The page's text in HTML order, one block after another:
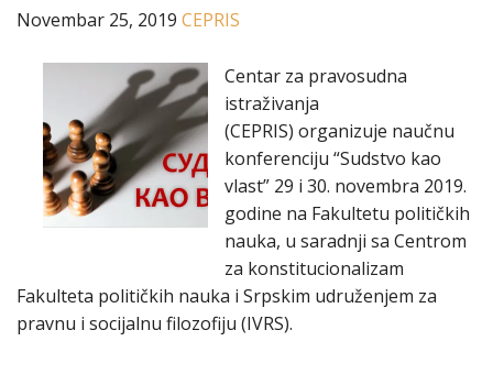
Novembar 25, 2019 CEPRIS
Centar za pravosudna
istraživanja
(CEPRIS) organizuje naučnu
konferenciju “Sudstvo kao
vlast” 29 i 30. novembra 2019.
godine na Fakultetu političkih
nauka, u saradnji sa Centrom
za konstitucionalizam
Fakulteta političkih nauka i Srpskim udruženjem za
pravnu i socijalnu filozofiju (IVRS).